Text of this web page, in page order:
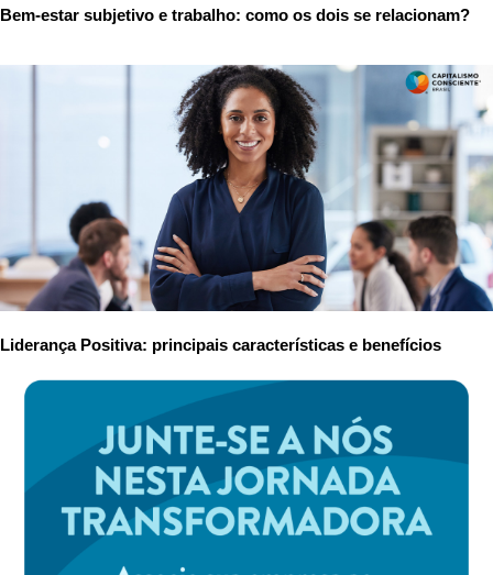
Bem-estar subjetivo e trabalho: como os dois se relacionam?
Liderança Positiva: principais características e benefícios